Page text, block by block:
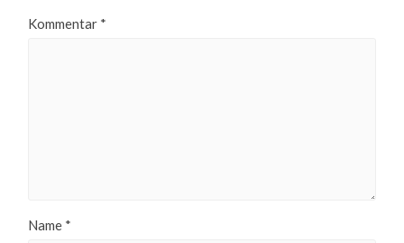
Kommentar *
Name *